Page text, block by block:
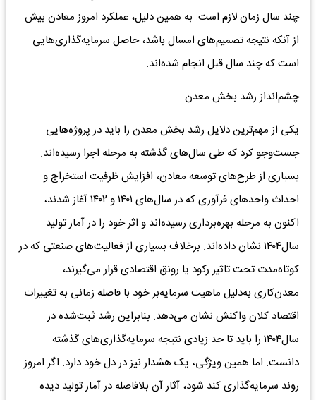
چند سال زمان لازم است. به همین دلیل، عملکرد امروز معادن بیش
از آنکه نتیجه تصمیم‌های امسال باشد، حاصل سرمایه‌گذاری‌هایی
است که چند سال قبل انجام شده‌اند.
چشم‌انداز رشد بخش معدن
یکی از مهم‌ترین دلایل رشد بخش معدن را باید در پروژه‌هایی
جست‌وجو کرد که طی سال‌های گذشته به مرحله اجرا رسیده‌اند.
بسیاری از طرح‌های توسعه معادن، افزایش ظرفیت استخراج و
احداث واحدهای فرآوری که در سال‌های ۱۴۰۱ و ۱۴۰۲ آغاز شدند،
اکنون به مرحله بهره‌برداری رسیده‌اند و اثر خود را در آمار تولید
سال۱۴۰۴ نشان داده‌اند. برخلاف بسیاری از فعالیت‌های صنعتی که در
کوتاه‌مدت تحت تاثیر رکود یا رونق اقتصادی قرار می‌گیرند،
معدن‌کاری به‌دلیل ماهیت سرمایه‌بر خود با فاصله زمانی به تغییرات
اقتصاد کلان واکنش نشان می‌دهد. بنابراین رشد ثبت‌شده در
سال۱۴۰۴ را باید تا حد زیادی نتیجه سرمایه‌گذاری‌های گذشته
دانست. اما همین ویژگی، یک هشدار نیز در دل خود دارد. اگر امروز
روند سرمایه‌گذاری کند شود، آثار آن بلافاصله در آمار تولید دیده